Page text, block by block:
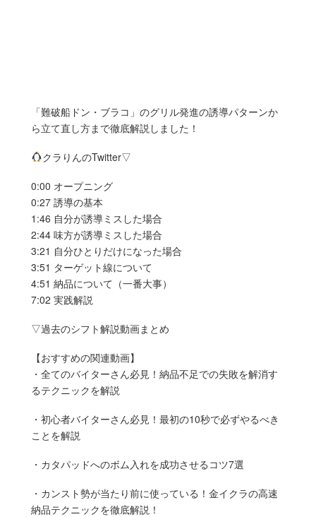
「難破船ドン・ブラコ」のグリル発進の誘導パターンか
ら立て直し方まで徹底解説しました！
クラりんのTwitter▽
0:00 オープニング
0:27 誘導の基本
1:46 自分が誘導ミスした場合
2:44 味方が誘導ミスした場合
3:21 自分ひとりだけになった場合
3:51 ターゲット線について
4:51 納品について（一番大事）
7:02 実践解説
▽過去のシフト解説動画まとめ
【おすすめの関連動画】
・全てのバイターさん必見！納品不足での失敗を解消す
るテクニックを解説
・初心者バイターさん必見！最初の10秒で必ずやるべき
ことを解説
・カタパッドへのボム入れを成功させるコツ7選
・カンスト勢が当たり前に使っている！金イクラの高速
納品テクニックを徹底解説！